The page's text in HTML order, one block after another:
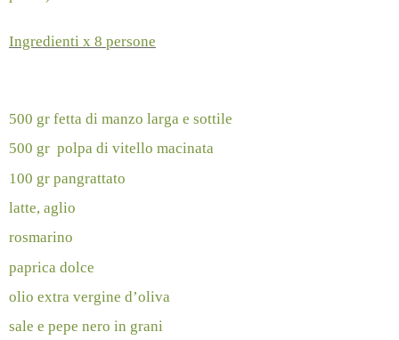
Ingredienti x 8 persone
500 gr fetta di manzo larga e sottile
500 gr polpa di vitello macinata
100 gr pangrattato
latte, aglio
rosmarino
paprica dolce
olio extra vergine d’oliva
sale e pepe nero in grani